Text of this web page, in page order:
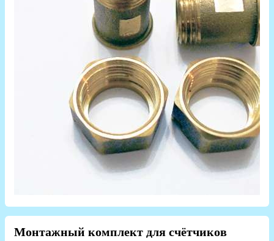
Монтажный комплект для счётчиков